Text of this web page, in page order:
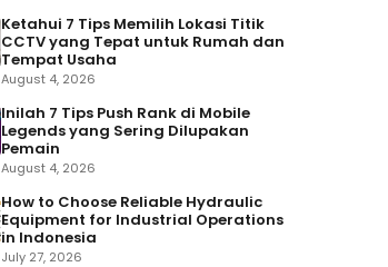
Ketahui 7 Tips Memilih Lokasi Titik
CCTV yang Tepat untuk Rumah dan
Tempat Usaha
August 4, 2026
Inilah 7 Tips Push Rank di Mobile
Legends yang Sering Dilupakan
Pemain
August 4, 2026
How to Choose Reliable Hydraulic
Equipment for Industrial Operations
in Indonesia
July 27, 2026